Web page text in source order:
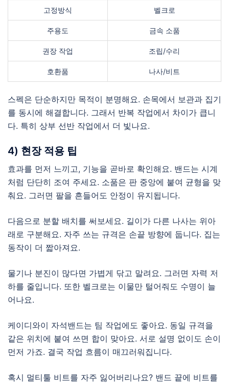
고정방식 벨크로
주용도 금속 소품
권장 작업 조립/수리
호환품 나사/비트
스펙은 단순하지만 목적이 분명해요. 손목에서 보관과 집기
를 동시에 해결합니다. 그래서 반복 작업에서 차이가 큽니
다. 특히 상부 선반 작업에서 더 빛나요.
4) 현장 적용 팁
효과를 먼저 느끼고, 기능을 곧바로 확인해요. 밴드는 시계
처럼 단단히 조여 주세요. 소품은 판 중앙에 붙여 균형을 맞
춰요. 그러면 팔을 흔들어도 안정이 유지됩니다.
다음으로 분할 배치를 써보세요. 길이가 다른 나사는 위아
래로 구분해요. 자주 쓰는 규격은 손끝 방향에 둡니다. 집는
동작이 더 짧아져요.
물기나 분진이 많다면 가볍게 닦고 말려요. 그러면 자력 저
하를 줄입니다. 또한 벨크로는 이물만 털어줘도 수명이 늘
어나요.
케이디와이 자석밴드는 팀 작업에도 좋아요. 동일 규격을
같은 위치에 붙여 쓰면 합이 맞아요. 서로 설명 없이도 손이
먼저 가죠. 결국 작업 흐름이 매끄러워집니다.
혹시 멀티툴 비트를 자주 잃어버리나요? 밴드 끝에 비트를